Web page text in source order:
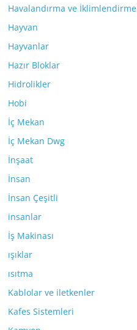
Havalandırma ve İklimlendirme
Hayvan
Hayvanlar
Hazır Bloklar
Hidrolikler
Hobi
İç Mekan
İç Mekan Dwg
İnşaat
İnsan
İnsan Çeşitli
insanlar
İş Makinası
ışıklar
ısıtma
Kablolar ve iletkenler
Kafes Sistemleri